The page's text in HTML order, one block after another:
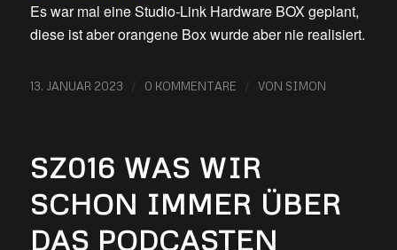
Es war mal eine Studio-Link Hardware BOX geplant,
diese ist aber orangene Box wurde aber nie realisiert.
13. JANUAR 2023 / 0 KOMMENTARE / VON SIMON
SZ016 WAS WIR
SCHON IMMER ÜBER
DAS PODCASTEN